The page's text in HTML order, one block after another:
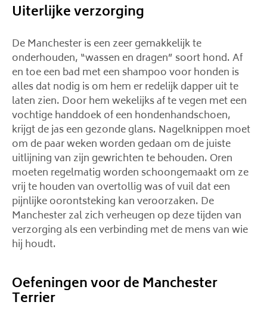
Uiterlijke verzorging
De Manchester is een zeer gemakkelijk te
onderhouden, “wassen en dragen” soort hond. Af
en toe een bad met een shampoo voor honden is
alles dat nodig is om hem er redelijk dapper uit te
laten zien. Door hem wekelijks af te vegen met een
vochtige handdoek of een hondenhandschoen,
krijgt de jas een gezonde glans. Nagelknippen moet
om de paar weken worden gedaan om de juiste
uitlijning van zijn gewrichten te behouden. Oren
moeten regelmatig worden schoongemaakt om ze
vrij te houden van overtollig was of vuil dat een
pijnlijke oorontsteking kan veroorzaken. De
Manchester zal zich verheugen op deze tijden van
verzorging als een verbinding met de mens van wie
hij houdt.
Oefeningen voor de Manchester
Terrier